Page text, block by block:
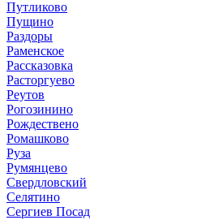
Путликово
Пущино
Раздоры
Раменское
Рассказовка
Расторгуево
Реутов
Рогозинино
Рождествено
Ромашково
Руза
Румянцево
Свердловский
Селятино
Сергиев Посад